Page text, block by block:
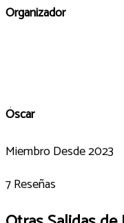
Organizador
Óscar
Miembro Desde 2023
7 Reseñas